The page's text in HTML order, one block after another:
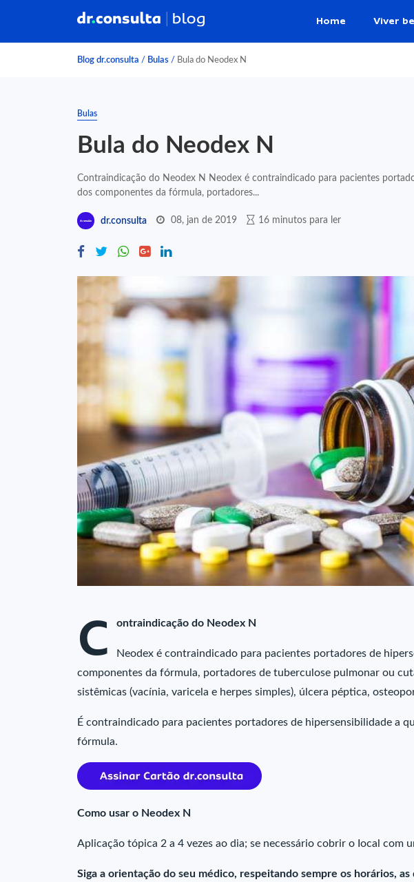
Home Viver
Blog dr.consulta / Bulas / Bula do Neodex N
Bulas
Bula do Neodex N
Contraindicação do Neodex N Neodex é contraindicado para pacientes
dos componentes da fórmula, portadores...
dr.consulta 08, jan de 2019 16 minutos para ler
C ontraindicação do Neodex N
Neodex é contraindicado para pacientes portadores de
componentes da fórmula, portadores de tuberculose pulmonar ou
sistêmicas (vacínia, varicela e herpes simples), úlcera péptica,
É contraindicado para pacientes portadores de hipersensibilidade a
fórmula.
Como usar o Neodex N
Aplicação tópica 2 a 4 vezes ao dia; se necessário cobrir o Iocal com
Siga a orientação do seu médico, respeitando sempre os horários,